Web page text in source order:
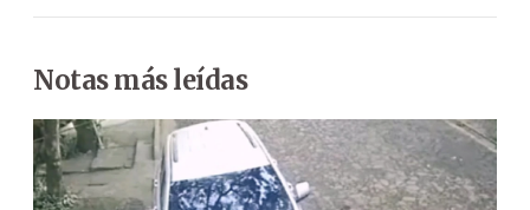
Notas más leídas